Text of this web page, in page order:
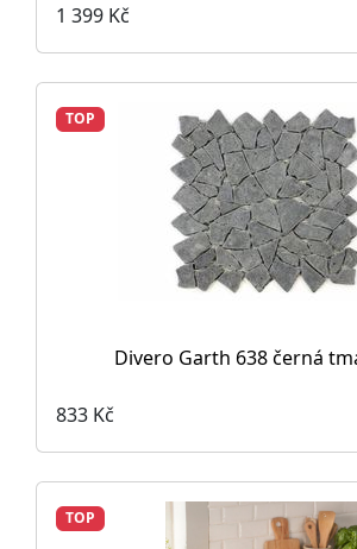
1 399 Kč
TOP
Divero Garth 638 černá
833 Kč
TOP